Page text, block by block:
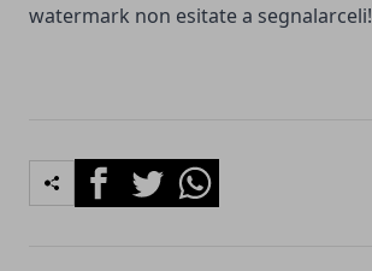
watermark non esitate a segnalarceli!
FacebookTwitterWhatsapp